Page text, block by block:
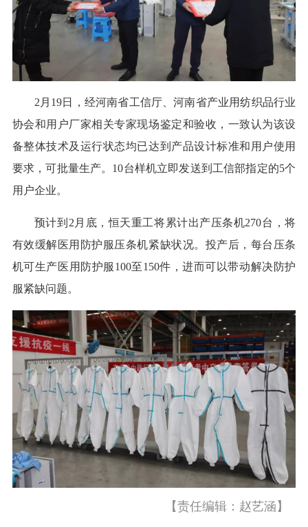
2月19日，经河南省工信厅、河南省产业用纺织品行业
协会和用户厂家相关专家现场鉴定和验收，一致认为该设
备整体技术及运行状态均已达到产品设计标准和用户使用
要求，可批量生产。10台样机立即发送到工信部指定的5个
用户企业。
预计到2月底，恒天重工将累计出产压条机270台，将
有效缓解医用防护服压条机紧缺状况。投产后，每台压条
机可生产医用防护服100至150件，进而可以带动解决防护
服紧缺问题。
【责任编辑：赵艺涵】